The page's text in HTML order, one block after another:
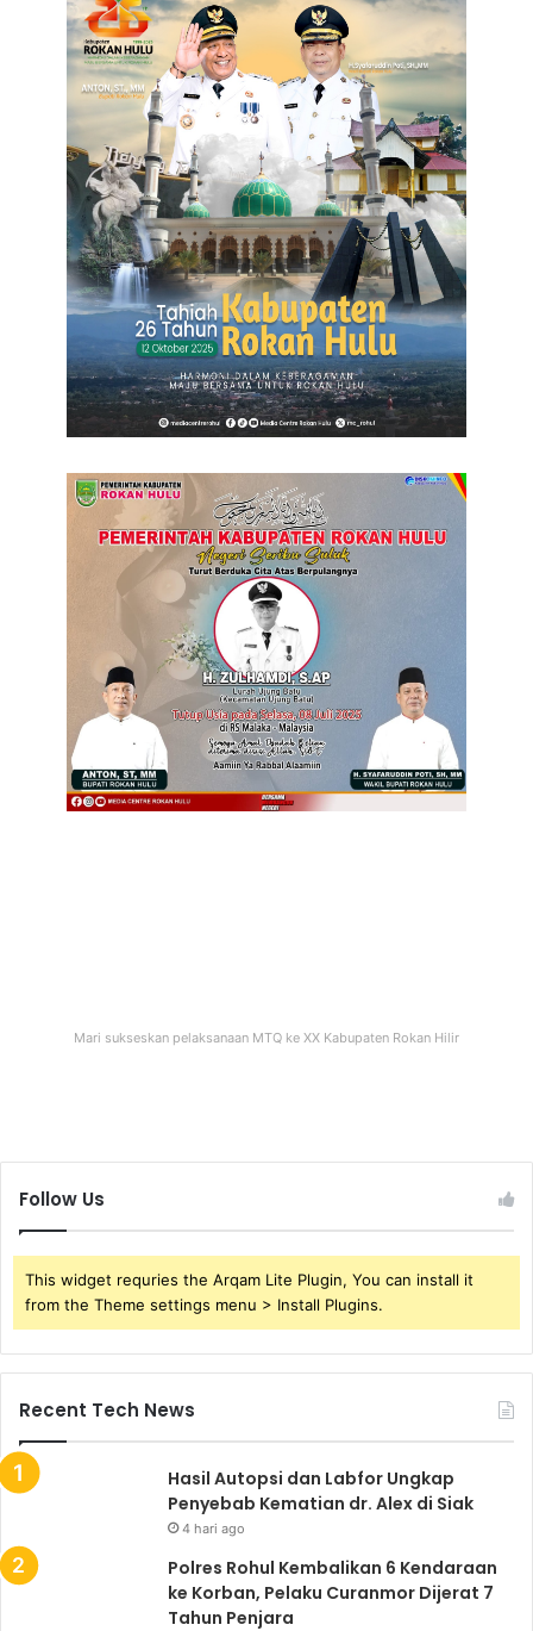
Mari sukseskan pelaksanaan MTQ ke XX Kabupaten Rokan Hilir
Follow Us
This widget requries the Arqam Lite Plugin, You can install it
from the Theme settings menu > Install Plugins.
Recent Tech News
Hasil Autopsi dan Labfor Ungkap
Penyebab Kematian dr. Alex di Siak
4 hari ago
Polres Rohul Kembalikan 6 Kendaraan
ke Korban, Pelaku Curanmor Dijerat 7
Tahun Penjara